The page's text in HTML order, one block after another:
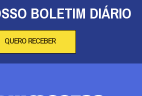
BOLETIM DIÁRIO
QUERO RECEBER